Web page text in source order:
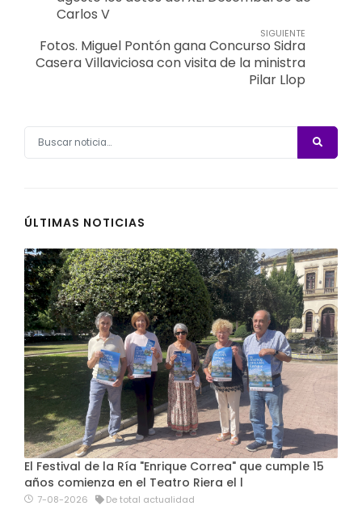
Carlos V
SIGUIENTE
Fotos. Miguel Pontón gana Concurso Sidra
Casera Villaviciosa con visita de la ministra
Pilar Llop
ÚLTIMAS NOTICIAS
El Festival de la Ría "Enrique Correa" que cumple 15
años comienza en el Teatro Riera el l
7-08-2026 De total actualidad